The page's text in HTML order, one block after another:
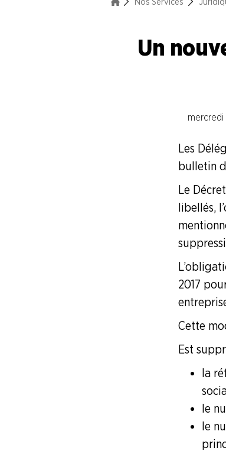
ENTREPRISES
SERVICES
Le syndicat pour les cadres
Conventions
Calcul des indemnités
Comment fonctionne la
Fiches "Vos Droits"
La question du
Faire Vivre le Collectif
Un
mercredi
Les
bulletin
Le
libellés,
2017
Cette
Est
la
le
le